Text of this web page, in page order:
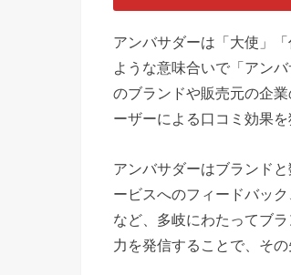
アンバサダーは「大使」
ような意味合いで「アン
のブランドや販売元の企
ーザーによる口コミ効果
アンバサダーはブランド
ービスへのフィードバッ
など、多岐にわたってブ
力を発信することで、そ